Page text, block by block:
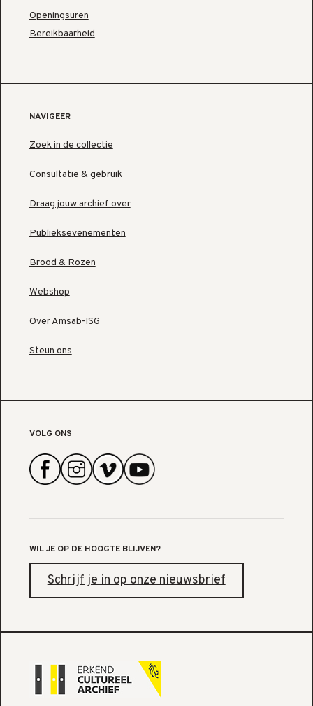
Openingsuren
Bereikbaarheid
NAVIGEER
Zoek in de collectie
Consultatie & gebruik
Draag jouw archief over
Publieksevenementen
Brood & Rozen
Webshop
Over Amsab-ISG
Steun ons
VOLG ONS
WIL JE OP DE HOOGTE BLIJVEN?
Schrijf je in op onze nieuwsbrief